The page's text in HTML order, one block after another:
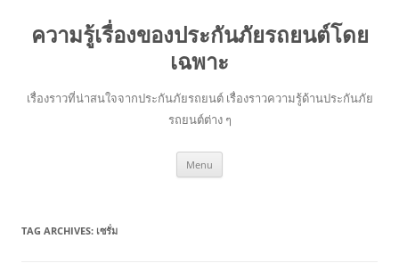
ความรู้เรื่องของประกันภัยรถยนต์โดย
เฉพาะ
เรื่องราวที่น่าสนใจจากประกันภัยรถยนต์ เรื่องราวความรู้ด้านประกันภัย
รถยนต์ต่าง ๆ
Menu
TAG ARCHIVES: เซรั่ม